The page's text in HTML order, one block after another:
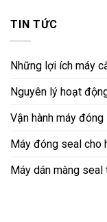
TIN TỨC
Những lợi ích máy
Nguyên lý hoạt
Vận hành máy
Máy đóng seal cho
Máy dán màng seal